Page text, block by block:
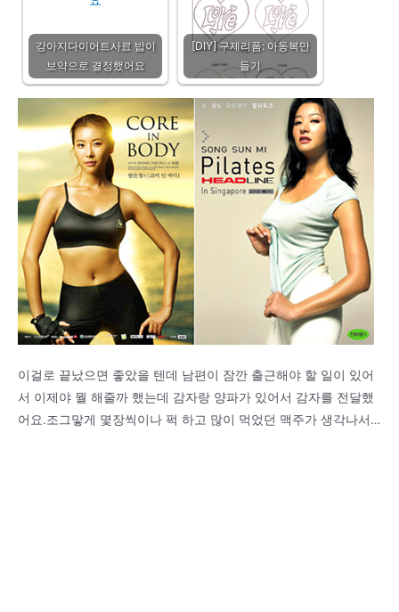
강아지다이어트사료 밥이
보약으로 결정했어요
[DIY] 구제리폼: 아동복만
들기
이걸로 끝났으면 좋았을 텐데 남편이 잠깐 출근해야 할 일이 있어
서 이제야 뭘 해줄까 했는데 감자랑 양파가 있어서 감자를 전달했
어요.조그맣게 몇장씩이나 퍽 하고 많이 먹었던 맥주가 생각나서…